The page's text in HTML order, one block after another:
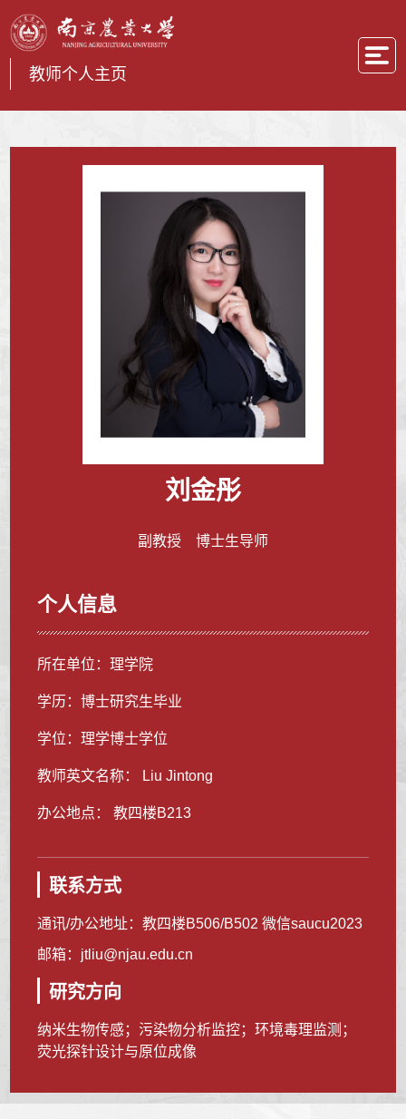
教师个人主页
刘金彤
副教授 博士生导师
个人信息
所在单位：理学院
学历：博士研究生毕业
学位：理学博士学位
教师英文名称： Liu Jintong
办公地点： 教四楼B213
联系方式
通讯/办公地址：教四楼B506/B502 微信saucu2023
邮箱： jtliu@njau.edu.cn
研究方向
纳米生物传感；污染物分析监控；环境毒理监测；
荧光探针设计与原位成像